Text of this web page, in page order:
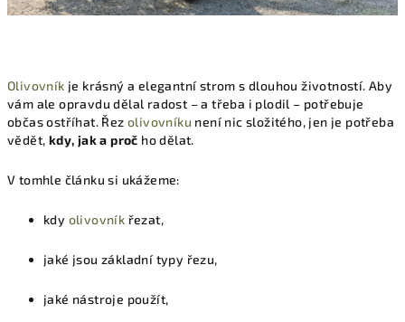
Olivovník je krásný a elegantní strom s dlouhou životností. Aby
vám ale opravdu dělal radost – a třeba i plodil – potřebuje
občas ostříhat. Řezolivovníku není nic složitého, jen je potřeba
vědět, kdy, jak a proč ho dělat.
V tomhle článku si ukážeme:
kdy olivovník řezat,
jaké jsou základní typy řezu,
jaké nástroje použít,